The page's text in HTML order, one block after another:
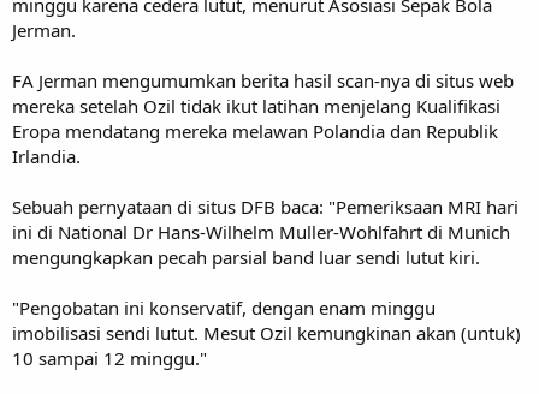
Jerman.
FA Jerman mengumumkan berita hasil scan-nya di situs web
mereka setelah Ozil tidak ikut latihan menjelang Kualifikasi
Eropa mendatang mereka melawan Polandia dan Republik
Irlandia.
Sebuah pernyataan di situs DFB baca: "Pemeriksaan MRI hari
ini di National Dr Hans-Wilhelm Muller-Wohlfahrt di Munich
mengungkapkan pecah parsial band luar sendi lutut kiri.
"Pengobatan ini konservatif, dengan enam minggu
imobilisasi sendi lutut. Mesut Ozil kemungkinan akan (untuk)
10 sampai 12 minggu."